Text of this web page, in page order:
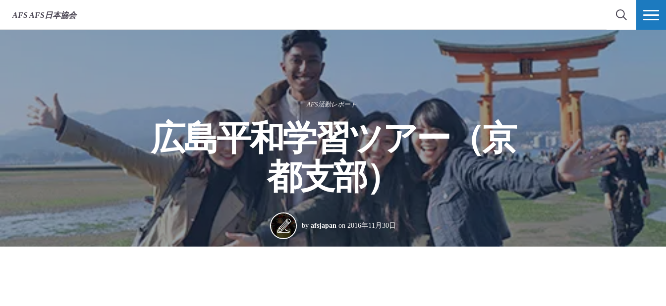
AFS AFS日本協会
検索 MORE
AFS活動レポート
広島平和学習ツアー（京
都支部）
by afsjapan on 2016年11月30日